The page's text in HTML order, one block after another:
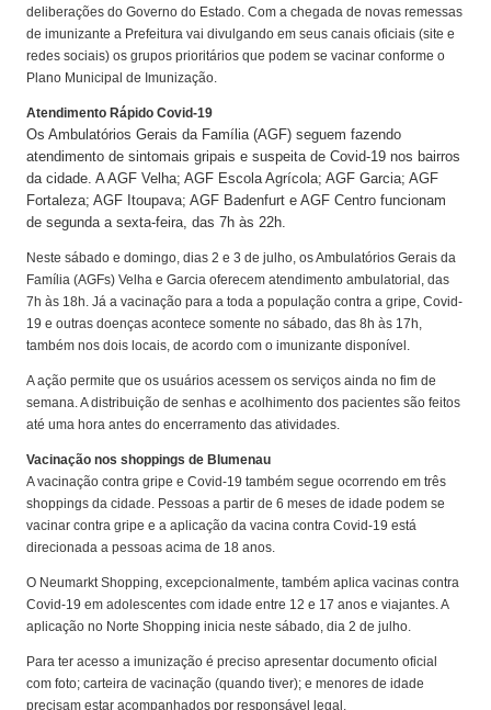
deliberações do Governo do Estado. Com a chegada de novas remessas
de imunizante a Prefeitura vai divulgando em seus canais oficiais (site e
redes sociais) os grupos prioritários que podem se vacinar conforme o
Plano Municipal de Imunização.
Atendimento Rápido Covid-19
Os Ambulatórios Gerais da Família (AGF) seguem fazendo
atendimento de sintomais gripais e suspeita de Covid-19 nos bairros
da cidade. A AGF Velha; AGF Escola Agrícola; AGF Garcia; AGF
Fortaleza; AGF Itoupava; AGF Badenfurt e AGF Centro funcionam
de segunda a sexta-feira, das 7h às 22h.
Neste sábado e domingo, dias 2 e 3 de julho, os Ambulatórios Gerais da
Família (AGFs) Velha e Garcia oferecem atendimento ambulatorial, das
7h às 18h. Já a vacinação para a toda a população contra a gripe, Covid-
19 e outras doenças acontece somente no sábado, das 8h às 17h,
também nos dois locais, de acordo com o imunizante disponível.
A ação permite que os usuários acessem os serviços ainda no fim de
semana. A distribuição de senhas e acolhimento dos pacientes são feitos
até uma hora antes do encerramento das atividades.
Vacinação nos shoppings de Blumenau
A vacinação contra gripe e Covid-19 também segue ocorrendo em três
shoppings da cidade. Pessoas a partir de 6 meses de idade podem se
vacinar contra gripe e a aplicação da vacina contra Covid-19 está
direcionada a pessoas acima de 18 anos.
O Neumarkt Shopping, excepcionalmente, também aplica vacinas contra
Covid-19 em adolescentes com idade entre 12 e 17 anos e viajantes. A
aplicação no Norte Shopping inicia neste sábado, dia 2 de julho.
Para ter acesso a imunização é preciso apresentar documento oficial
com foto; carteira de vacinação (quando tiver); e menores de idade
precisam estar acompanhados por responsável legal.